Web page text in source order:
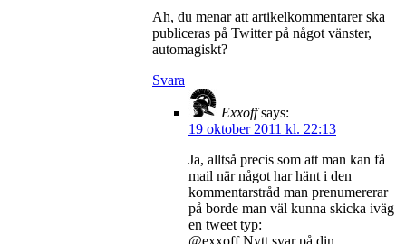
Ah, du menar att artikelkommentarer ska
publiceras på Twitter på något vänster,
automagiskt?
Svara
Exxoff says:
19 oktober 2011 kl. 22:13
Ja, alltså precis som att man kan få
mail när något har hänt i den
kommentarstråd man prenumererar
på borde man väl kunna skicka iväg
en tweet typ: